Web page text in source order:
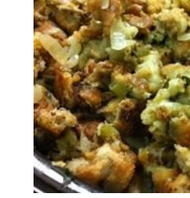
el fuego a bajo y
8 horas.
Resultado: